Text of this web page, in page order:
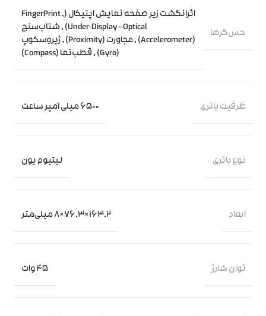
حس‌گرها
اثرانگشت زیر صفحه نمایش اپتیکال (FingerPrint,
Under-Display – Optical)
,شتاب‌سنج
(Accelerometer)
,مجاورت (Proximity) ,ژیروسکوپ
(Gyro)
,قطب‌نما (Compass)
ظرفیت باتری 6500 میلی آمپر ساعت
نوع باتری لیتیوم یون
ابعاد 163.2×76.3×8 میلی‌متر
توان شارژ 45 وات